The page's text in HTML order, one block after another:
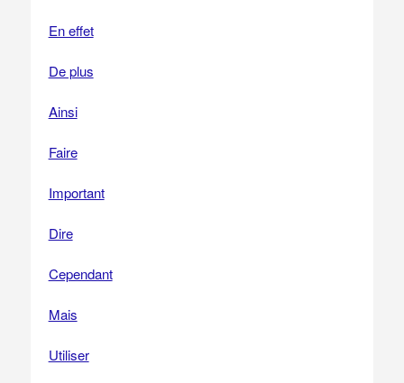
En effet
De plus
Ainsi
Faire
Important
Dire
Cependant
Mais
Utiliser